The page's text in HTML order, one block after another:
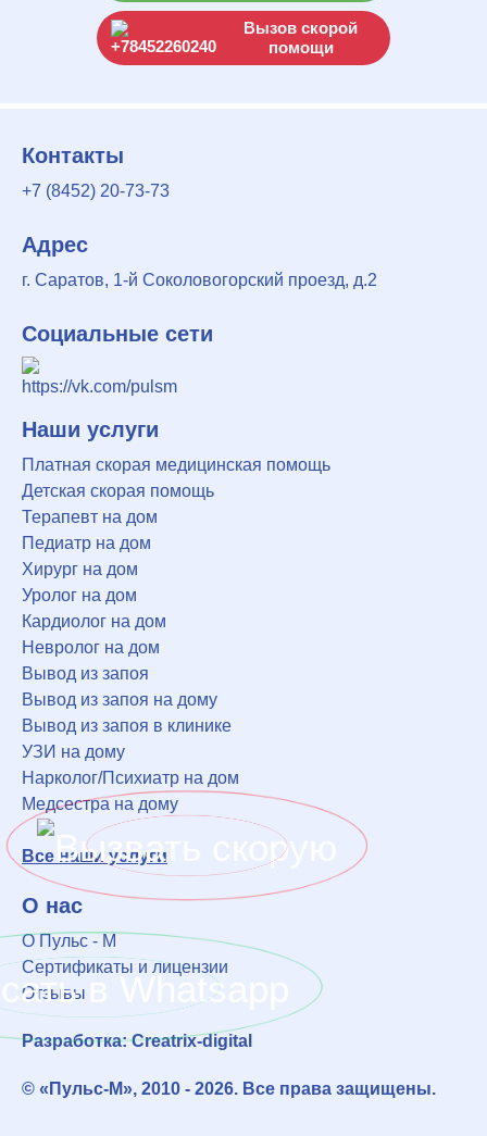
Вызов скорой
помощи
Контакты
+7 (8452) 20-73-73
Адрес
г. Саратов, 1-й Соколовогорский проезд, д.2
Социальные сети
Наши услуги
Платная скорая медицинская помощь
Детская скорая помощь
Терапевт на дом
Педиатр на дом
Хирург на дом
Уролог на дом
Кардиолог на дом
Невролог на дом
Вывод из запоя
Вывод из запоя на дому
Вывод из запоя в клинике
УЗИ на дому
Нарколог/Психиатр на дом
Медсестра на дому
Все наши услуги
О нас
О Пульс - М
Сертификаты и лицензии
Отзывы
© «Пульс-М», 2010 - 2026. Все права защищены.
Разработка: Creatrix-digital